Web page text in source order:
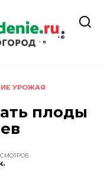
УРОЖАЯ
плоды